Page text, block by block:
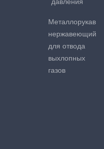
Металлорукав
нержавеющий
для отвода
выхлопных
газов